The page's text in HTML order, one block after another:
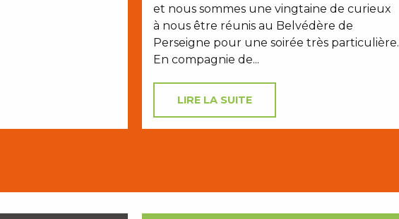
et nous sommes une vingtaine de curieux
à nous être réunis au Belvédère de
Perseigne pour une soirée très particulière.
En compagnie de...
LIRE LA SUITE